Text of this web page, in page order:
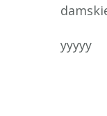
yyyyy